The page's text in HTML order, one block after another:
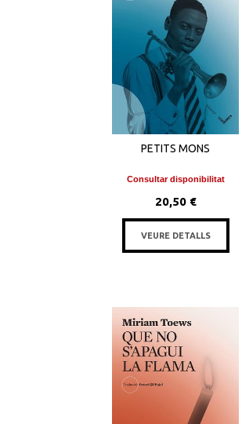
PETITS MONS
Consultar disponibilitat
20,50 €
VEURE DETALLS